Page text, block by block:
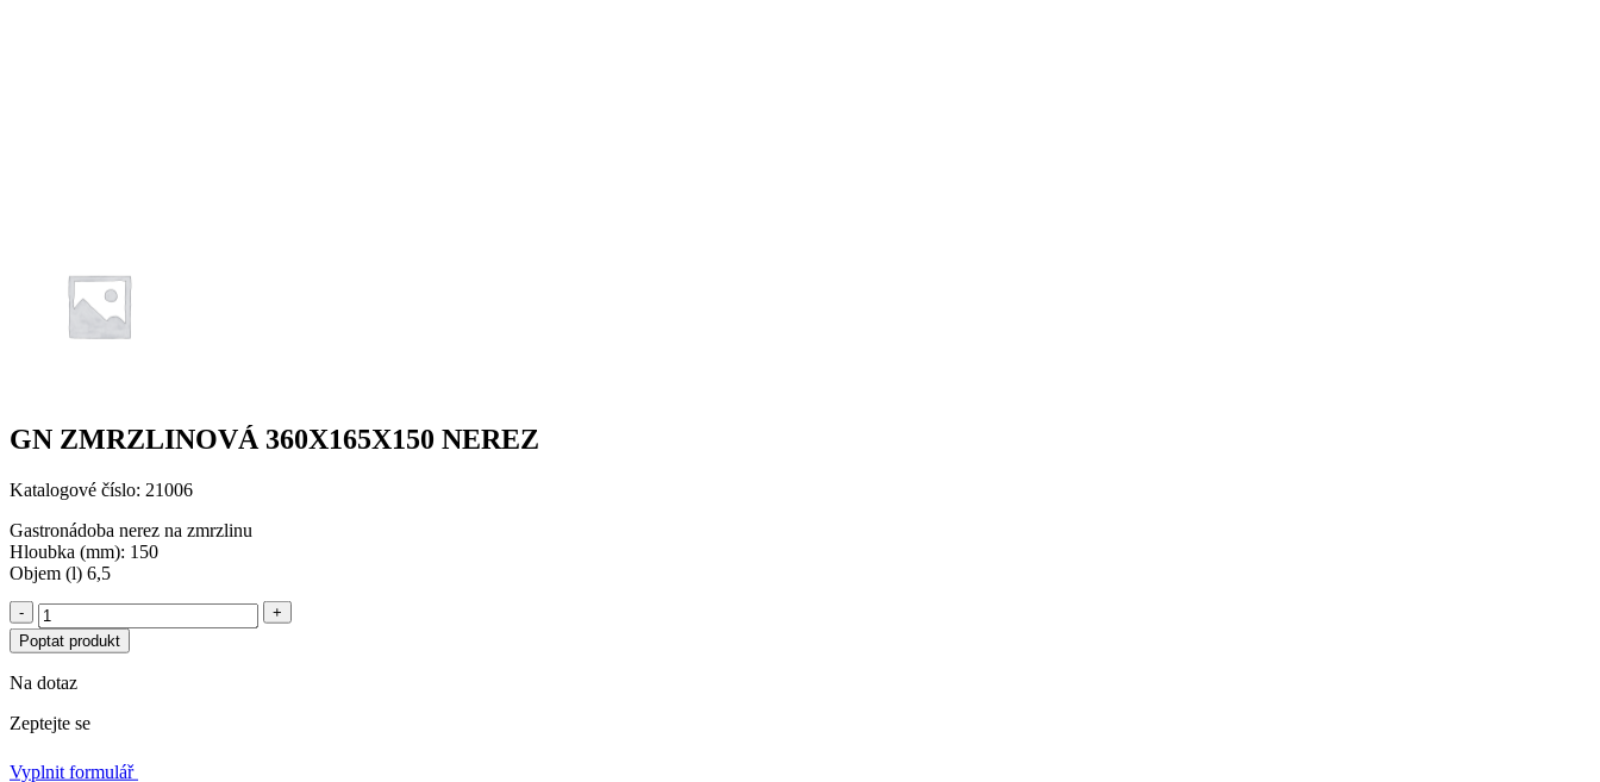
GN ZMRZLINOVÁ 360X165X150 NEREZ
Katalogové číslo: 21006
Gastronádoba nerez na zmrzlinu
Hloubka (mm): 150
Objem (l) 6,5
-
+
Poptat produkt
Na dotaz
Zeptejte se
Vyplnit formulář